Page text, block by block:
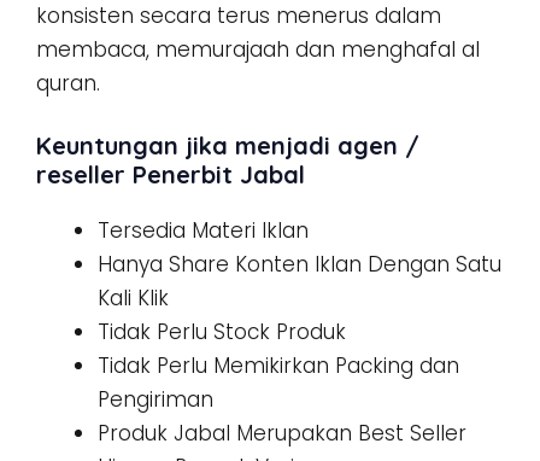
konsisten secara terus menerus dalam
membaca, memurajaah dan menghafal al
quran.
Keuntungan jika menjadi agen /
reseller Penerbit Jabal
Tersedia Materi Iklan
Hanya Share Konten Iklan Dengan Satu
Kali Klik
Tidak Perlu Stock Produk
Tidak Perlu Memikirkan Packing dan
Pengiriman
Produk Jabal Merupakan Best Seller